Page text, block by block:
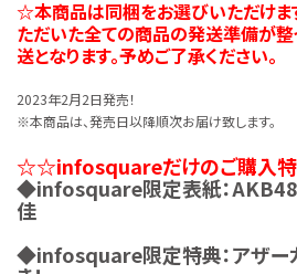
☆本商品は同梱をお選びいただけま
ただいた全ての商品の発送準備が
送となります。予めご了承ください。
2023年2月2日発売！
※本商品は、発売日以降順次お届け致します。
☆☆infosquareだけのご購入
◆infosquare限定表紙：
佳
◆infosquare限定特典：アザー